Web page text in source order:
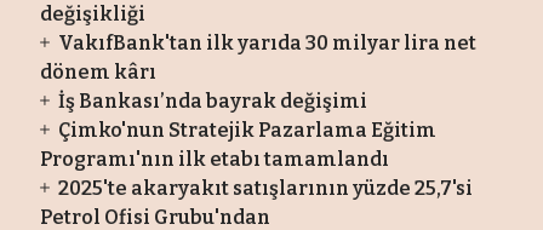
değişikliği
VakıfBank'tan ilk yarıda 30 milyar lira net
dönem kârı
İş Bankası’nda bayrak değişimi
Çimko'nun Stratejik Pazarlama Eğitim
Programı'nın ilk etabı tamamlandı
2025'te akaryakıt satışlarının yüzde 25,7'si
Petrol Ofisi Grubu'ndan